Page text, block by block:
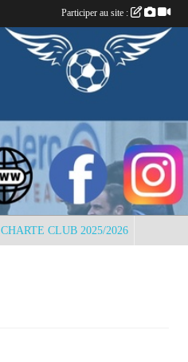
CHARTE CLUB 2025/2026
Participer au site :